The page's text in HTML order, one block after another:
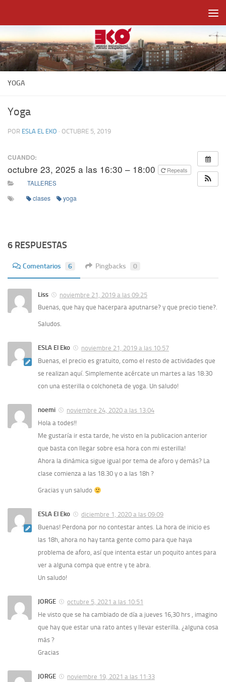
YOGA
Yoga
POR ESLA EL EKO · OCTUBRE 5, 2019
CUANDO:
octubre 23, 2025 a las 16:30 – 18:00
Repeats
TALLERES
clases yoga
6 RESPUESTAS
Comentarios 6 Pingbacks 0
Liss
noviembre 21, 2019 a las 09:25
Buenas, que hay que hacerpara aputnarse? y que precio tiene?.
Saludos.
ESLA El Eko
noviembre 21, 2019 a las 10:57
Buenas, el precio es gratuito, como el resto de actividades que
se realizan aquí. Simplemente acércate un martes a las 18:30
con una esterilla o colchoneta de yoga. Un saludo!
noemi
noviembre 24, 2020 a las 13:04
Hola a todes!!
Me gustaría ir esta tarde, he visto en la publicacion anterior
que basta con llegar sobre esa hora con mi esterilla!
Ahora la dinámica sigue igual por tema de aforo y demás? La
clase comienza a las 18.30 y o a las 18h ?
Gracias y un saludo
ESLA El Eko
diciembre 1, 2020 a las 09:09
Buenas! Perdona por no contestar antes. La hora de inicio es
las 18h, ahora no hay tanta gente como para que haya
problema de aforo, así que intenta estar un poquito antes para
ver a alguna compa que entre y te abra.
Un saludo!
JORGE
octubre 5, 2021 a las 10:51
He visto que se ha cambiado de día a jueves 16,30 hrs , imagino
que hay que estar una rato antes y llevar esterilla. ¿alguna cosa
más ?
Gracias
JORGE
noviembre 19, 2021 a las 11:33